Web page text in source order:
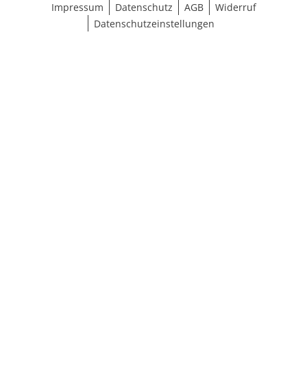
Impressum
Datenschutz AGB
Widerruf
Datenschutzeinstellungen